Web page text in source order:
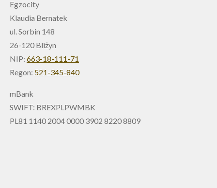
Egzocity
Klaudia Bernatek
ul. Sorbin 148
26-120 Bliżyn
NIP: 663-18-111-71
Regon: 521-345-840
mBank
SWIFT: BREXPLPWMBK
PL81 1140 2004 0000 3902 8220 8809